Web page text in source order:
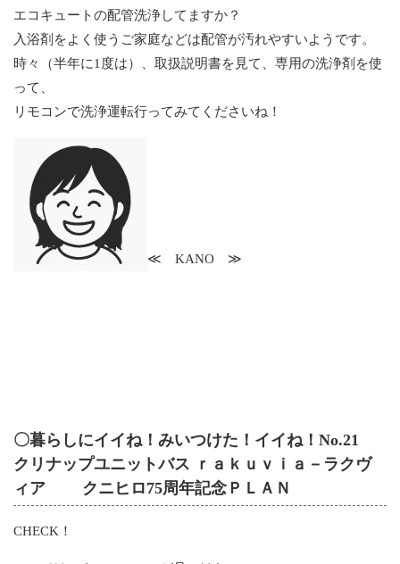
エコキュートの配管洗浄してますか？
入浴剤をよく使うご家庭などは配管が汚れやすいようです。
時々（半年に1度は）、取扱説明書を見て、専用の洗浄剤を使
って、
リモコンで洗浄運転行ってみてくださいね！
≪ KANO ≫
〇暮らしにイイね！みいつけた！ イイね！No.21
クリナップユニットバス ｒａｋｕｖｉａ－ラクヴ
ィア クニヒロ75周年記念ＰＬＡＮ
CHECK！